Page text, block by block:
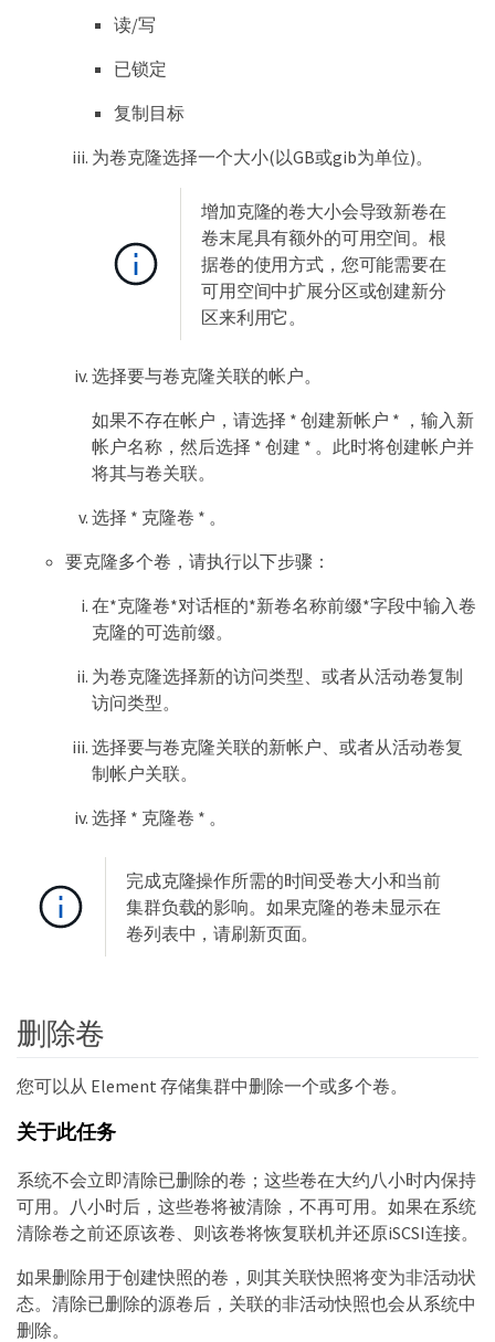
读/写
已锁定
复制目标
为卷克隆选择一个大小(以GB或gib为单位)。
增加克隆的卷大小会导致新卷在
卷末尾具有额外的可用空间。根
据卷的使用方式，您可能需要在
可用空间中扩展分区或创建新分
区来利用它。
选择要与卷克隆关联的帐户。
如果不存在帐户，请选择 * 创建新帐户 * ，输入新
帐户名称，然后选择 * 创建 * 。此时将创建帐户并
将其与卷关联。
选择 * 克隆卷 * 。
要克隆多个卷，请执行以下步骤：
在*克隆卷*对话框的*新卷名称前缀*字段中输入卷
克隆的可选前缀。
为卷克隆选择新的访问类型、或者从活动卷复制
访问类型。
选择要与卷克隆关联的新帐户、或者从活动卷复
制帐户关联。
选择 * 克隆卷 * 。
完成克隆操作所需的时间受卷大小和当前
集群负载的影响。如果克隆的卷未显示在
卷列表中，请刷新页面。
删除卷
您可以从 Element 存储集群中删除一个或多个卷。
关于此任务
系统不会立即清除已删除的卷；这些卷在大约八小时内保持
可用。八小时后，这些卷将被清除，不再可用。如果在系统
清除卷之前还原该卷、则该卷将恢复联机并还原iSCSI连接。
如果删除用于创建快照的卷，则其关联快照将变为非活动状
态。清除已删除的源卷后，关联的非活动快照也会从系统中
删除。